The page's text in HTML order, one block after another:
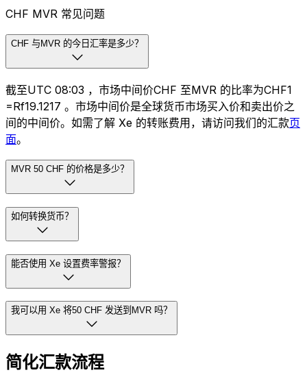
CHF MVR 常见问题
CHF 与MVR 的今日汇率是多少？
截至UTC 08:03 ，市场中间价CHF 至MVR 的比率为CHF1
=Rf19.1217 。市场中间价是全球货币市场买入价和卖出价之
间的中间价。如需了解 Xe 的转账费用，请访问我们的汇款页
面。
MVR 50 CHF 的价格是多少？
如何转换货币？
能否使用 Xe 设置费率警报？
我可以用 Xe 将50 CHF 发送到MVR 吗？
简化汇款流程